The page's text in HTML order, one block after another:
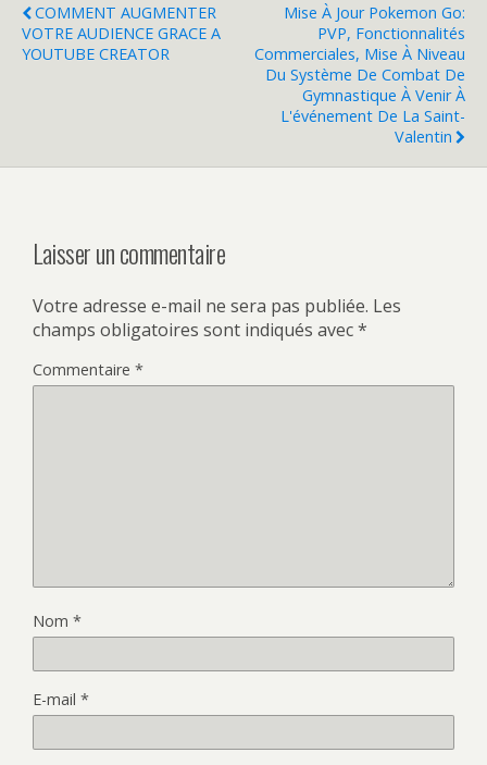
COMMENT AUGMENTER
VOTRE AUDIENCE GRACE A
YOUTUBE CREATOR
Mise À Jour Pokemon Go:
PVP, Fonctionnalités
Commerciales, Mise À Niveau
Du Système De Combat De
Gymnastique À Venir À
L'événement De La Saint-
Valentin
Laisser un commentaire
Votre adresse e-mail ne sera pas publiée. Les
champs obligatoires sont indiqués avec*
Commentaire *
Nom *
E-mail *